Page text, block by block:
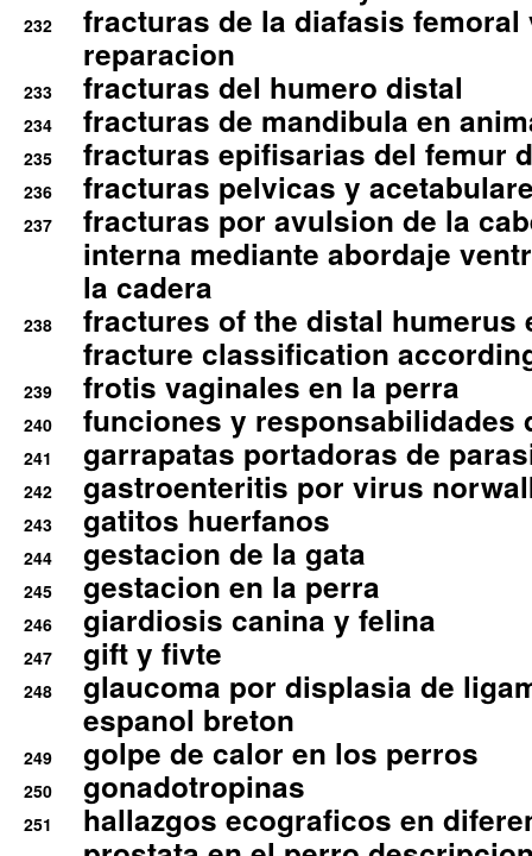
232
fracturas de la diafasis
reparacion
233 fracturas del humero distal
234 fracturas de mandibula en
235 fracturas epifisarias del femur
236 fracturas pelvicas y
237
fracturas por avulsion de la
interna mediante abordaje
la cadera
238
fractures of the distal humerus
fracture classification
239 frotis vaginales en la perra
240 funciones y responsabilidades
241 garrapatas portadoras de
242 gastroenteritis por virus
243 gatitos huerfanos
244 gestacion de la gata
245 gestacion en la perra
246 giardiosis canina y felina
247 gift y fivte
248
glaucoma por displasia de
espanol breton
249 golpe de calor en los perros
250 gonadotropinas
251
hallazgos ecograficos en